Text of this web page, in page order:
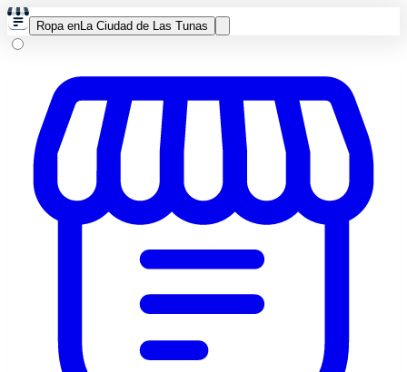
Ropa enLa Ciudad de Las Tunas